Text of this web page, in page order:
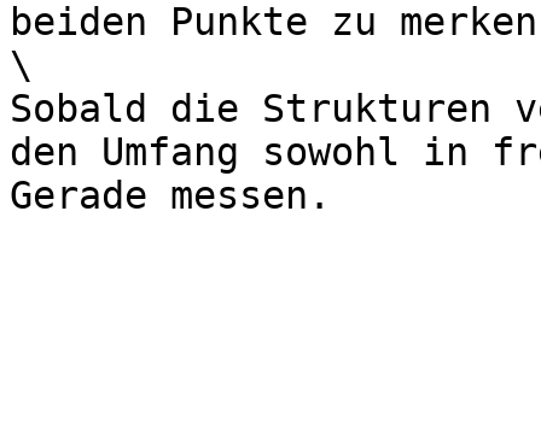
beiden Punkte zu
\
Sobald die Strukturen
den Umfang sowohl